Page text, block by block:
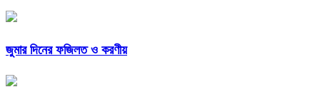
জুমার দিনের ফজিলত ও করণীয়